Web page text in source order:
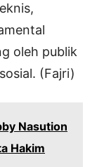
oleh publik
(Fajri)
Nasution
Hakim